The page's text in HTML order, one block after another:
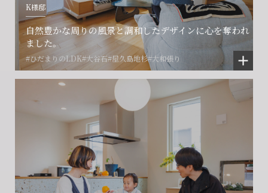
K様邸
自然豊かな周りの風景と調和したデザインに心を奪われ
ました。
#ひだまりのLDK#大谷石#屋久島地杉#大和張り